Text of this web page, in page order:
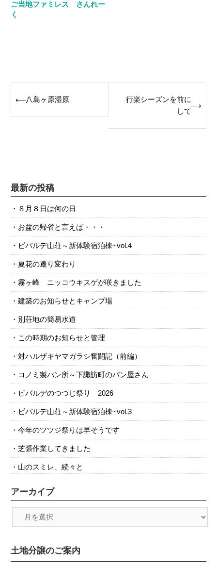
ご当地ファミレス さんれー
く
Post
navigation
⟵八島ヶ原湿原
行楽シーズンを前に
して
⟶
最新の投稿
８月８日は何の日
お盆の帰省と言えば・・・
ビバルデ山荘～新体験宿泊棟~vol.4
夏花の遷り変わり
霧ヶ峰 ニッコウキスゲが咲きました
建築のお知らせとキャンプ場
別荘地の簡易水道
この時期のお知らせと管理
対ハルザキヤマガラシ奮闘記（前編）
コノミ製パン所～下諏訪町のパン屋さん
ビバルデのつつじ祭り 2026
ビバルデ山荘～新体験宿泊棟~vol.3
今年のツツジ祭りは早そうです
芝張作業してきました
山のスミレ、続々と
アーカイブ
土地分譲のご案内